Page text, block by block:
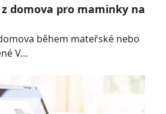
domova pro maminky na
během mateřské nebo
V…